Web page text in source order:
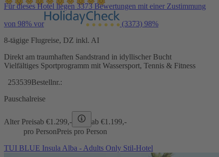
Für dieses Hotel liegen 3373 Bewertungen mit einer Zustimmung
von 98% vor (3373) 98%
8-tägige Flugreise, DZ inkl. AI
Direkt am traumhaften Sandstrand in idyllischer Bucht
Vielfältiges Sportprogramm mit Wassersport, Tennis & Fitness
253539Bestellnr.:
Pauschalreise
Alter Preisab €1.299,- ab €1.199,-
pro PersonPreis pro Person
TUI BLUE Insula Alba - Adults Only Stil-Hotel